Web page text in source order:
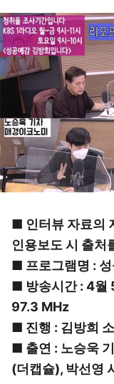
■ 인터뷰 자료의
인용보도 시 출처
■ 프로그램명 :
■ 방송시간 : 4월
97.3 MHz
■ 진행 : 김방희
■ 출연 : 노승욱
(더캡슐), 박선영